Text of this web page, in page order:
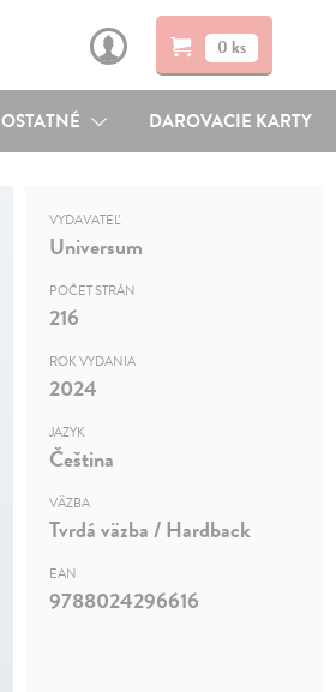
0 ks
OSTATNÉ DAROVACIE KARTY
VYDAVATEĽ
Universum
POČET STRÁN
216
ROK VYDANIA
2024
JAZYK
Čeština
VÄZBA
Tvrdá väzba / Hardback
EAN
9788024296616